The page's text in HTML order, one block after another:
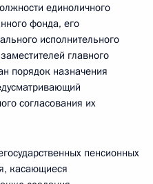
единоличного
фонда, его
исполнительного
главного
порядок назначения
согласования их
пенсионных
касающиеся